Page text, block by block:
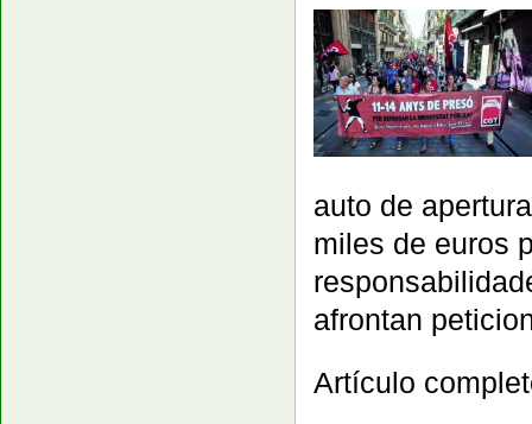
auto de
miles de euros
afrontan
Artículo